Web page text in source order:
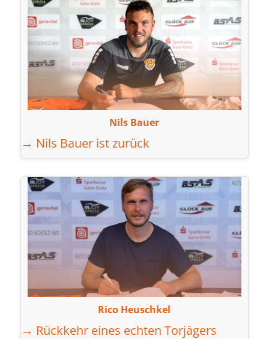
Nils Bauer
→ Nils Bauer ist zurück
Rico Heuschkel
→ Rückkehr eines echten Torjägers